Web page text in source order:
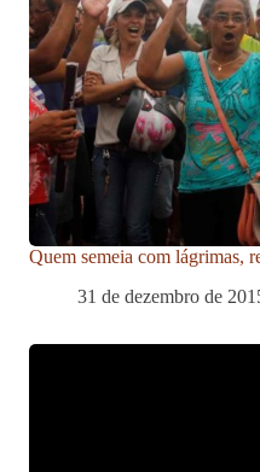
Quem semeia com lágrimas,
31 de dezembro de